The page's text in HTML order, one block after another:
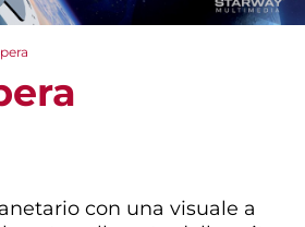
con una visuale a